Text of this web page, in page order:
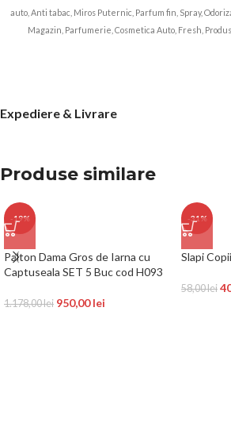
auto, Anti tabac, Miros Puternic, Parfum fin, Spray,
Magazin, Parfumerie, Cosmetica Auto, Fresh,
Expediere & Livrare
Produse similare
-19%
Palton Dama Gros de Iarna cu
Captuseala SET 5 Buc cod H093
1.178,00lei 950,00lei
-31%
Slapi
58,00lei